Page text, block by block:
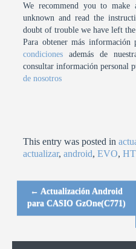
We recommend you to make
unknown and read the
doubt of trouble we have left
Para obtener más información
condiciones además de
consultar información personal
de nosotros
This entry was posted in
actualizar,android,EVO,
Post navigation
← Actualización Android
para CASIO GzOne(C771)